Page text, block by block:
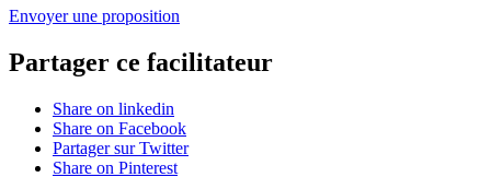
Envoyer une proposition
Partager ce facilitateur
Share on linkedin
Share on Facebook
Partager sur Twitter
Share on Pinterest